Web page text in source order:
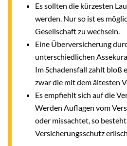
Es sollten die kürzesten
werden. Nur so ist es
Gesellschaft zu wechseln.
Eine Überversicherung
unterschiedlichen
Im Schadensfall zahlt bloß
zwar die mit dem ältesten
Es empfiehlt sich auf die
Werden Auflagen vom
oder missachtet, so
Versicherungsschutz